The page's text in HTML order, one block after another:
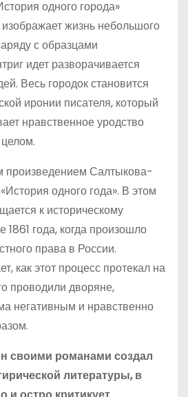
одного города»
жизнь небольшого
с образцами
идет разворачивается
Весь городок становится
иронии писателя, который
нравственное уродство
Салтыкова-
одного года». В этом
к историческому
года, когда произошло
права в России.
как этот процесс протекал на
проводили дворяне,
негативным и нравственно
своими романами создал
литературы, в